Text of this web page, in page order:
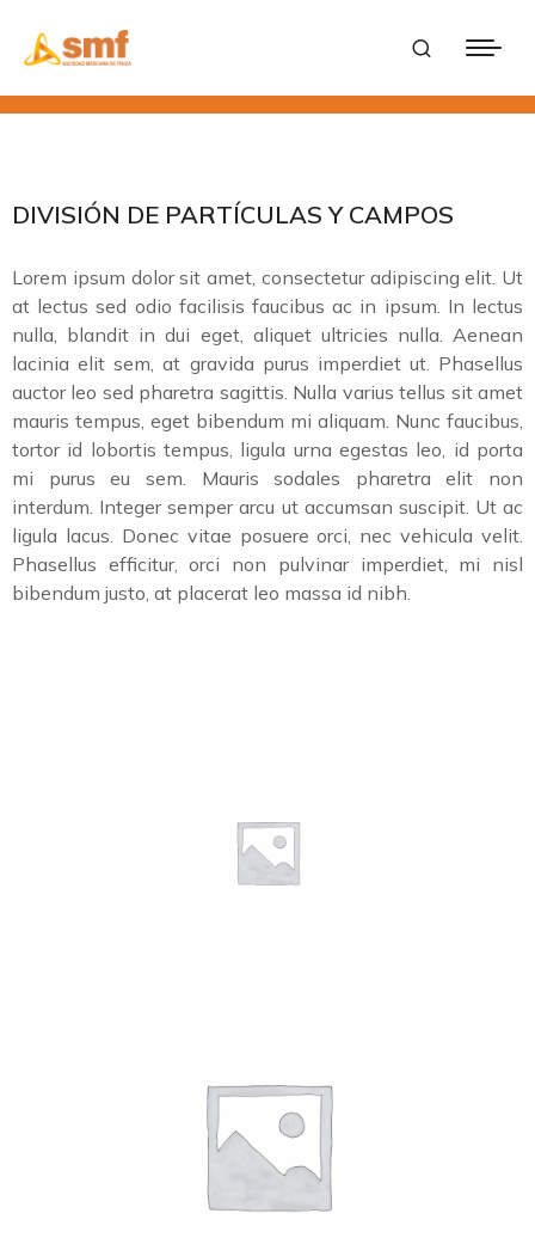
DIVISIÓN DE PARTÍCULAS Y CAMPOS
Lorem ipsum dolor sit amet, consectetur adipiscing elit. Ut
at lectus sed odio facilisis faucibus ac in ipsum. In lectus
nulla, blandit in dui eget, aliquet ultricies nulla. Aenean
lacinia elit sem, at gravida purus imperdiet ut. Phasellus
auctor leo sed pharetra sagittis. Nulla varius tellus sit amet
mauris tempus, eget bibendum mi aliquam. Nunc faucibus,
tortor id lobortis tempus, ligula urna egestas leo, id porta
mi purus eu sem. Mauris sodales pharetra elit non
interdum. Integer semper arcu ut accumsan suscipit. Ut ac
ligula lacus. Donec vitae posuere orci, nec vehicula velit.
Phasellus efficitur, orci non pulvinar imperdiet, mi nisl
bibendum justo, at placerat leo massa id nibh.